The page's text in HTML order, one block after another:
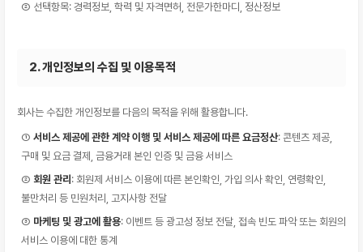
② 선택항목: 경력정보, 학력 및 자격면허, 전문가한마디, 정산정보
2. 개인정보의 수집 및 이용목적
회사는 수집한 개인정보를 다음의 목적을 위해 활용합니다.
① 서비스 제공에 관한 계약 이행 및 서비스 제공에 따른 요금정산: 콘텐츠 제공,
구매 및 요금 결제, 금융거래 본인 인증 및 금융 서비스
② 회원 관리 : 회원제 서비스 이용에 따른 본인확인, 가입 의사 확인, 연령확인,
불만처리 등 민원처리, 고지사항 전달
③ 마케팅 및 광고에 활용: 이벤트 등 광고성 정보 전달, 접속 빈도 파악 또는 회원의
서비스 이용에 대한 통계